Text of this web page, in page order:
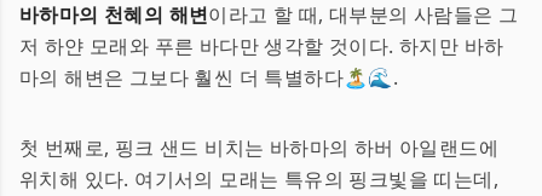
바하마의 천혜의 해변이라고 할 때, 대부분의 사람들은 그
저 하얀 모래와 푸른 바다만 생각할 것이다. 하지만 바하
마의 해변은 그보다 훨씬 더 특별하다🏝️🌊.
첫 번째로, 핑크 샌드 비치는 바하마의 하버 아일랜드에
위치해 있다. 여기서의 모래는 특유의 핑크빛을 띠는데,